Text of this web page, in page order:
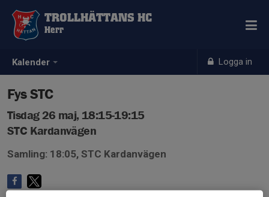
Kalender Logga in
TROLLHÄTTANS HC
Herr
Fys STC
Tisdag 26 maj, 18:15-19:15
STC Kardanvägen
Samling: 18:05, STC Kardanvägen